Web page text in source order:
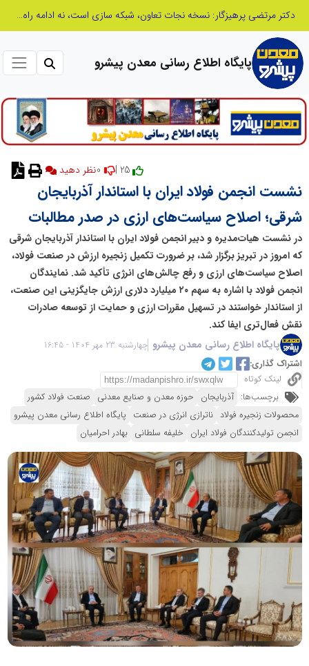
دکتر مرتضی پرهیزگار: نسخه نجات تعاون، شبکه سازی است، نه ادامه راه قدیم
پایگاه اطلاع رسانی معدن پیشرو
25 | نظر دهید
نشست انجمن فولاد ایران با استاندار آذربایجان
شرقی؛ اصلاح سیاست‌های ارزی در صدر مطالبات
در نشست هیات‌مدیره و دبیر انجمن فولاد ایران با استاندار آذربایجان شرقی
که امروز در تبریز برگزار شد، بر ضرورت تکمیل زنجیره ارزش در صنعت فولاد،
اصلاح سیاست‌های ارزی و رفع چالش‌های انرژی تأکید شد. نمایندگان
انجمن فولاد با اشاره به سهم ۲۰ میلیارد دلاری ارزش جایگزینی این صنعت،
از استاندار خواستند در تسهیل مقررات ارزی و حمایت از توسعه صادرات
نقش فعال‌تری ایفا کند.
پایگاه اطلاع رسانی معدن پیشرو چهارشنبه 23 مهر 1404 - 16:45
اشتراک گذاری:
لینک کوتاه
برچسب‌ها: آذربایجان حوزه معدن و صنایع معدنی صنعت فولاد کشور
محصولات زنجیره فولاد ناترازی انرژی در صنعت پایگاه اطلاع رسانی معدن پیشرو
انجمن تولیدکنندگان فولاد ایران خلیفه سلطانی بهادر احرامیان